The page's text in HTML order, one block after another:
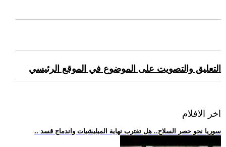
التعليق والتصويت على الموضوع في الموقع الرئيسي
اخر الافلام
.. سوريا نحو حصر السلاح.. هل تقترب نهاية الميليشيات واندماج قسد